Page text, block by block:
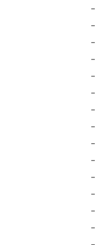
-
-
-
-
-
-
-
-
-
-
-
-
-
-